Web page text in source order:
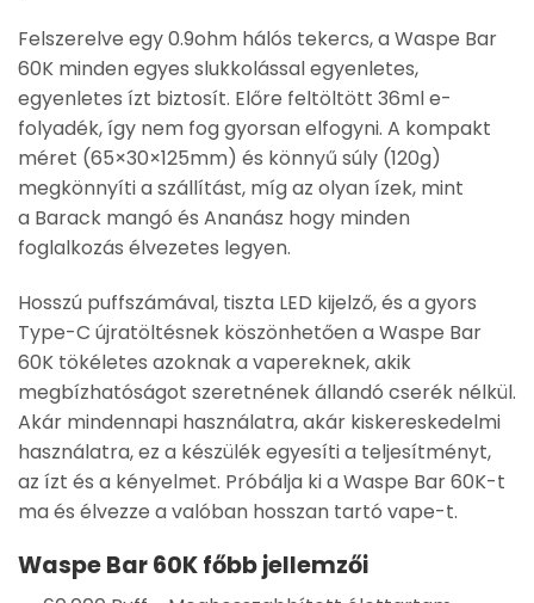
Felszerelve egy0.9ohm hálós tekercs, a Waspe Bar
60K minden egyes slukkolással egyenletes,
egyenletes ízt biztosít. Előre feltöltött 36ml e-
folyadék, így nem fog gyorsan elfogyni. A kompakt
méret (65×30×125mm) és könnyű súly (120g)
megkönnyíti a szállítást, míg az olyan ízek, mint
a Barack mangó és Ananász hogy minden
foglalkozás élvezetes legyen.
Hosszú puffszámával, tiszta LED kijelző, és a gyors
Type-C újratöltésnek köszönhetően a Waspe Bar
60K tökéletes azoknak a vapereknek, akik
megbízhatóságot szeretnének állandó cserék nélkül.
Akár mindennapi használatra, akár kiskereskedelmi
használatra, ez a készülék egyesíti a teljesítményt,
az ízt és a kényelmet. Próbálja ki a Waspe Bar 60K-t
maés élvezze a valóban hosszan tartó vape-t.
Waspe Bar 60K főbb jellemzői